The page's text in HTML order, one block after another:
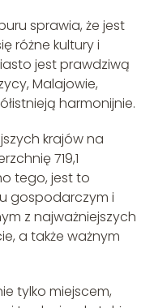
sprawia, że jest
różne kultury i
jest prawdziwą
Malajowie,
harmonijnie.
krajów na
719,1
tego, jest to
gospodarczym i
z najważniejszych
a także ważnym
tylko miejscem,